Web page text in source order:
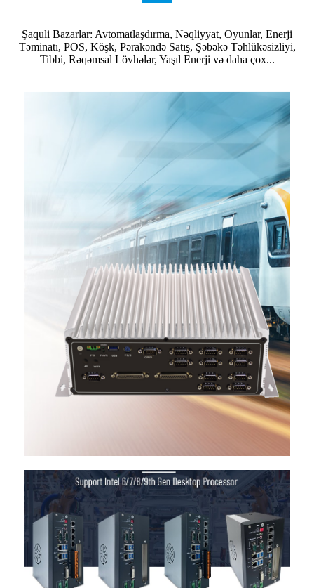
Şaquli Bazarlar: Avtomatlaşdırma, Nəqliyyat, Oyunlar, Enerji
Təminatı, POS, Köşk, Pərakəndə Satış, Şəbəkə Təhlükəsizliyi,
Tibbi, Rəqəmsal Lövhələr, Yaşıl Enerji və daha çox...